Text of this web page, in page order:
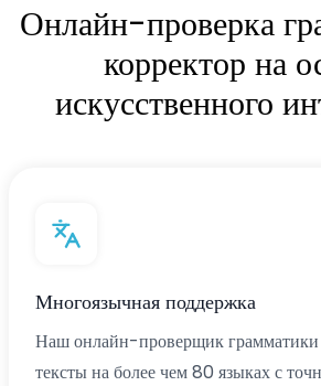
Онлайн-проверка
корректор на
искусственного
Многоязычная поддержка
Наш онлайн-проверщик грамматики
тексты на более чем 80 языках с